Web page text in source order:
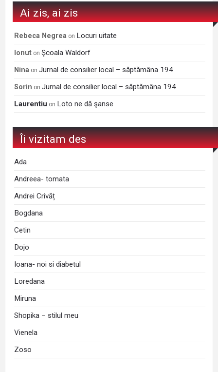
Ai zis, ai zis
Rebeca Negrea on Locuri uitate
Ionut onŞcoala Waldorf
Nina onJurnal de consilier local – săptămâna 194
Sorin onJurnal de consilier local – săptămâna 194
Laurentiu on Loto ne dă şanse
Îi vizitam des
Ada
Andreea- tomata
Andrei Crivăț
Bogdana
Cetin
Dojo
Ioana- noi si diabetul
Loredana
Miruna
Shopika – stilul meu
Vienela
Zoso